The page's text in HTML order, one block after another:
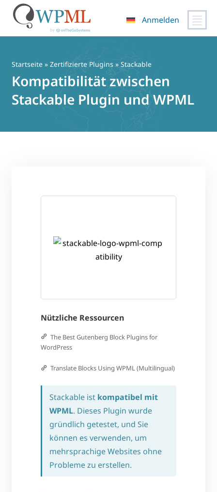
springen
Anmelden
Startseite » Zertifizierte Plugins » Stackable
Kompatibilität zwischen
Stackable Plugin und WPML
Nützliche Ressourcen
The Best Gutenberg Block Plugins for
WordPress
Translate Blocks Using WPML (Multilingual)
Stackable ist kompatibel mit
WPML. Dieses Plugin wurde
gründlich getestet, und Sie
können es verwenden, um
mehrsprachige Websites ohne
Probleme zu erstellen.